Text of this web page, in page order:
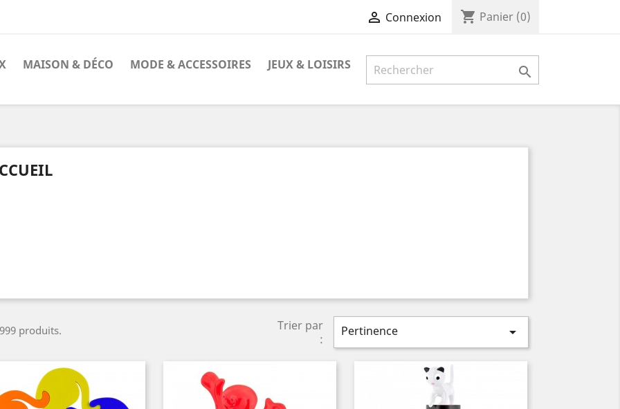
 Connexion shopping_cart Panier (0)
MAISON & DÉCO MODE & ACCESSOIRES JEUX & LOISIRS 
produits.
Trier par
:
Pertinence 